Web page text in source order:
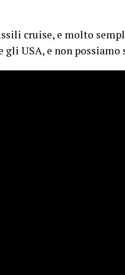
cruise, e molto
USA, e non possiamo